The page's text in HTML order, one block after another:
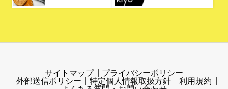
サイトマップ
プライバシーポリシー
外部送信ポリシー
特定個人情報取扱方針
利用規約